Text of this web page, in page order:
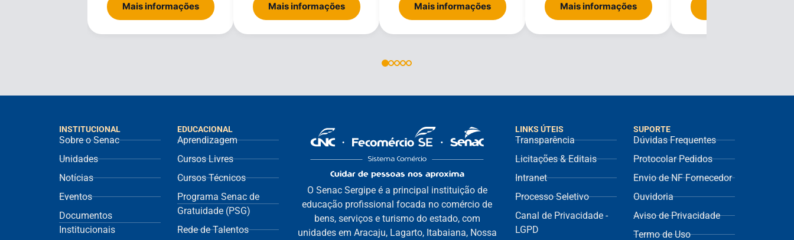
Mais informações Mais informações Mais informações Mais informações
INSTITUCIONAL
Sobre o Senac
Unidades
Notícias
Eventos
Documentos
Institucionais
EDUCACIONAL
Aprendizagem
Cursos Livres
Cursos Técnicos
Programa Senac de
Gratuidade (PSG)
Rede de Talentos
O Senac Sergipe é a principal instituição de
educação profissional focada no comércio de
bens, serviços e turismo do estado, com
unidades em Aracaju, Lagarto, Itabaiana, Nossa
LINKS ÚTEIS
Transparência
Licitações & Editais
Intranet
Processo Seletivo
Canal de Privacidade -
LGPD
SUPORTE
Dúvidas Frequentes
Protocolar Pedidos
Envio de NF Fornecedor
Ouvidoria
Aviso de Privacidade
Termo de Uso